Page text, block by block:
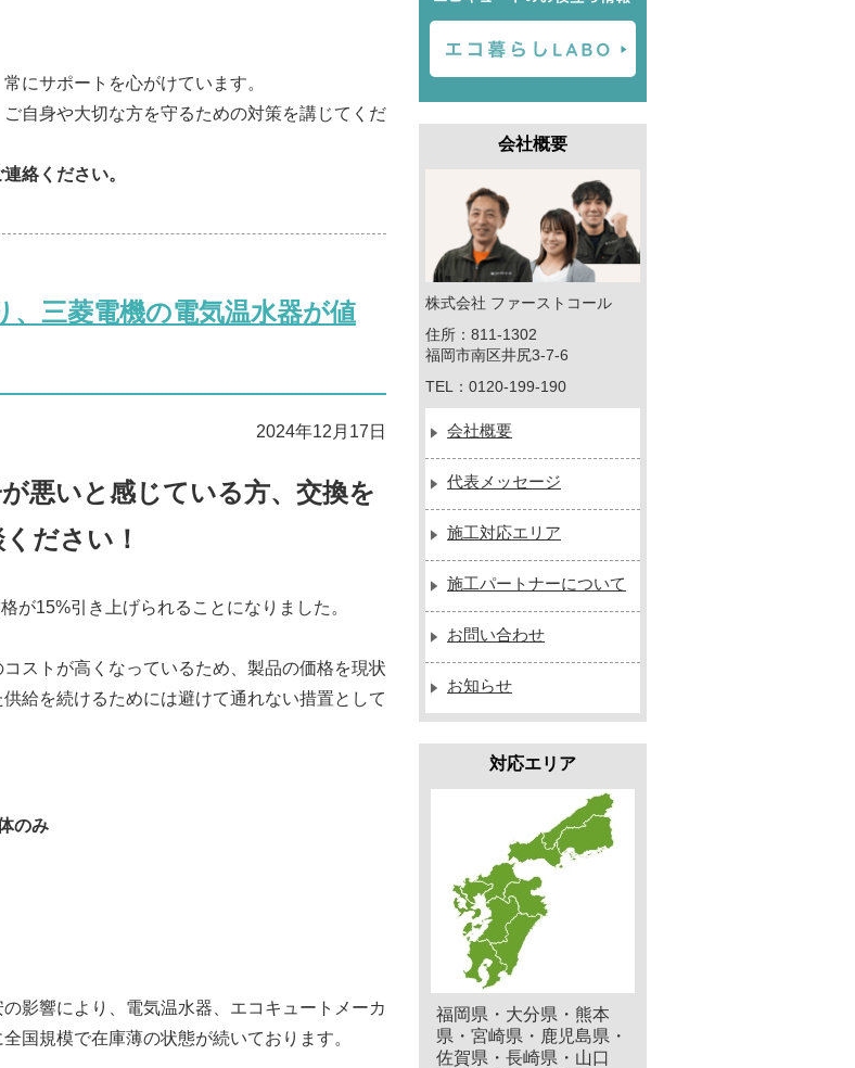
にサポートを心がけています。
ご自身や大切な方を守るための対策を講じてくだ
絡ください。
、三菱電機の電気温水器が値
2024年12月17日
悪いと感じている方、交換を
ださい！
が15%引き上げられることになりました。
ストが高くなっているため、製品の価格を現状
給を続けるためには避けて通れない措置として
のみ
影響により、電気温水器、エコキュートメーカ
国規模で在庫薄の状態が続いております。
会社概要
株式会社 ファーストコール
住所：811-1302
福岡市南区井尻3-7-6
TEL：0120-199-190
会社概要
代表メッセージ
施工対応エリア
施工パートナーについて
お問い合わせ
お知らせ
対応エリア
福岡県・大分県・熊本
県・宮崎県・鹿児島県・
佐賀県・長崎県・山口